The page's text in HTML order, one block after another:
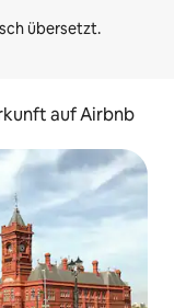
auf Airbnb